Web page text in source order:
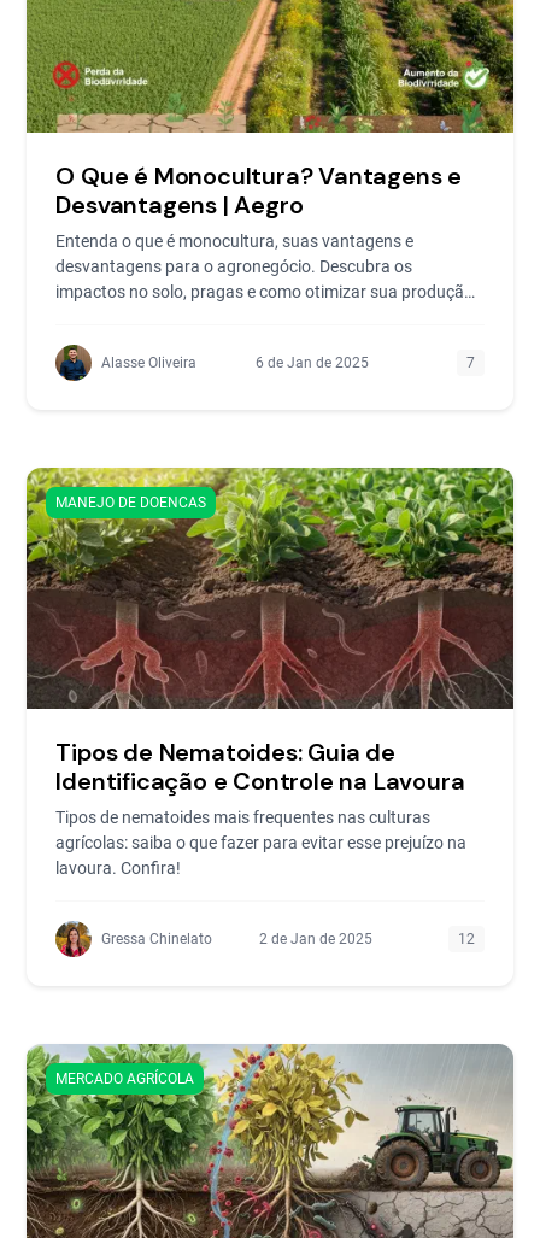
O Que é Monocultura? Vantagens e
Desvantagens | Aegro
Entenda o que é monocultura, suas vantagens e
desvantagens para o agronegócio. Descubra os
impactos no solo, pragas e como otimizar sua produção
Alasse Oliveira 6 de Jan de 2025 7
MANEJO DE DOENCAS
Tipos de Nematoides: Guia de
Identificação e Controle na Lavoura
Tipos de nematoides mais frequentes nas culturas
agrícolas: saiba o que fazer para evitar esse prejuízo na
lavoura. Confira!
Gressa Chinelato 2 de Jan de 2025 12
MERCADO AGRÍCOLA